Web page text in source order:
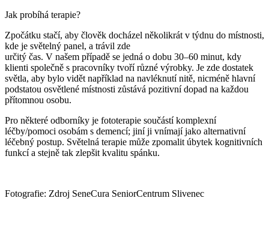
Jak probíhá terapie?
Zpočátku stačí, aby člověk docházel několikrát v týdnu do místnosti,
kde je světelný panel, a trávil zde
určitý čas. V našem případě se jedná o dobu 30–60 minut, kdy
klienti společně s pracovníky tvoří různé výrobky. Je zde dostatek
světla, aby bylo vidět například na navléknutí nitě, nicméně hlavní
podstatou osvětlené místnosti zůstává pozitivní dopad na každou
přítomnou osobu.
Pro některé odborníky je fototerapie součástí komplexní
léčby/pomoci osobám s demencí; jiní ji vnímají jako alternativní
léčebný postup. Světelná terapie může zpomalit úbytek kognitivních
funkcí a stejně tak zlepšit kvalitu spánku.
Fotografie: Zdroj SeneCura SeniorCentrum Slivenec